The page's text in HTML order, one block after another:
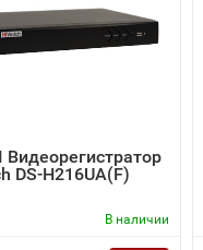
Видеорегистратор
DS-H216UA(F)
В наличии